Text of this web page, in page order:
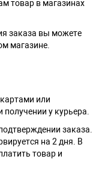
товар в магазинах
заказа вы можете
магазине.
или
у курьера.
заказа.
на 2 дня. В
товар и